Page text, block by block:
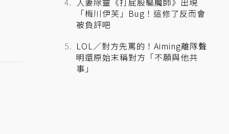
「梅川伊芙」Bug！這修了反而會
被負評吧
LOL／對方先罵的！Aiming離隊聲
明還原始末稱對方「不願與他共
事」